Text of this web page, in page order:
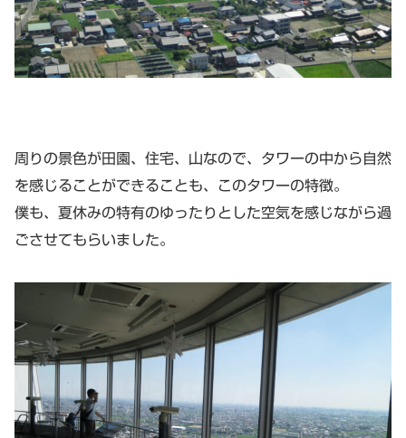
周りの景色が田園、住宅、山なので、タワーの中から自然
を感じることができることも、このタワーの特徴。
僕も、夏休みの特有のゆったりとした空気を感じながら過
ごさせてもらいました。